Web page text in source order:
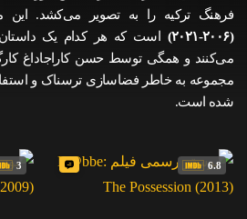
فرهنگ ترکیه را به تصویر می‌کشد.
(۲۰۰۶-۲۰۲۱)
است که هر کدام یک
می‌کنند و همگی توسط حسن کاراجاداغ
مجموعه به خاطر فضاسازی ترسناک و
شده است.
6.8
3